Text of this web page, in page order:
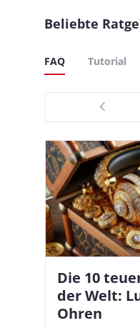
Beliebte
FAQ Tutorial
Die 10
der Welt:
Ohren
Apple
18.1: So
Hörgeräte-